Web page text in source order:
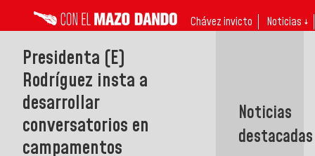
Chávez invicto Noticias ↓
Presidenta (E)
Rodríguez insta a
desarrollar
conversatorios en
campamentos
Noticias
destacadas